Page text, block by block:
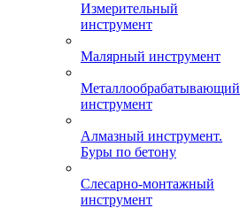
Измерительный
инструмент
Малярный инструмент
Металлообрабатывающий
инструмент
Алмазный инструмент.
Буры по бетону
Слесарно-монтажный
инструмент